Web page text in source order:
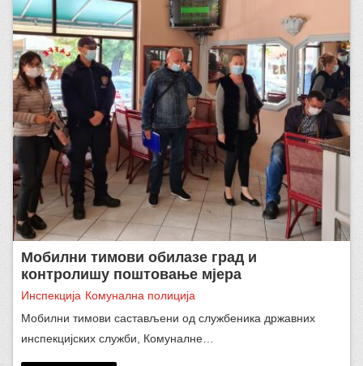
Мобилни тимови обилазе град и
контролишу поштовање мјера
Инспекција Комунална полиција
Мобилни тимови састављени од службеника државних
инспекцијских служби, Комуналне…